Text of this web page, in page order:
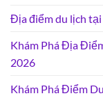
Địa điểm du lịch tại
Khám Phá Địa
2026
Khám Phá Điểm